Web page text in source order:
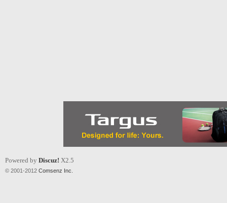
Powered by Discuz! X2.5
© 2001-2012 Comsenz Inc.